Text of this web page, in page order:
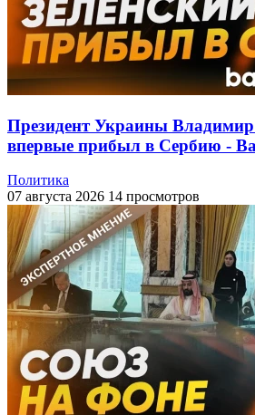
Президент Украины Владимир
впервые прибыл в Сербию -
Политика
07 августа 2026 14 просмотров